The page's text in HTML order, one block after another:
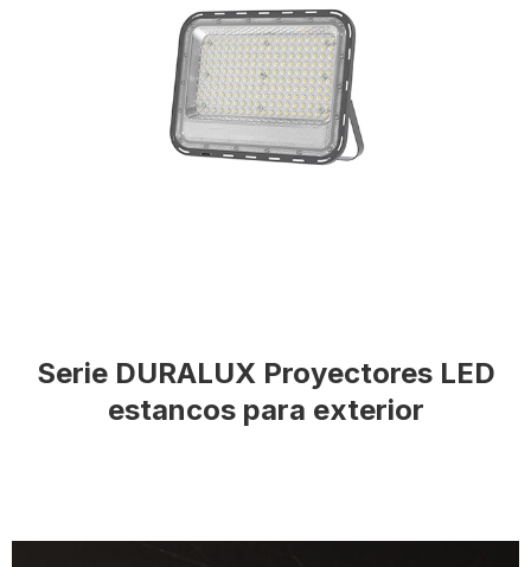
Serie DURALUX Proyectores LED
estancos para exterior